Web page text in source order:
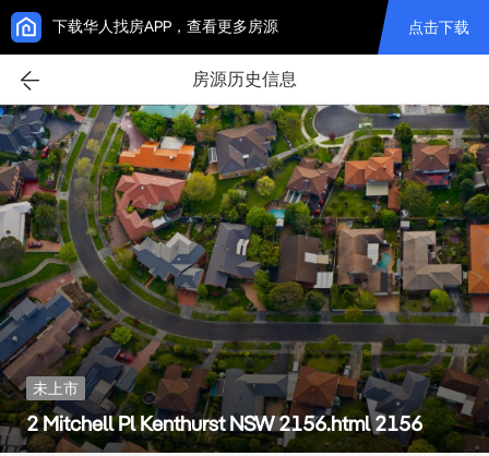
下载华人找房APP，查看更多房源 点击下载
房源历史信息
未上市
2 Mitchell Pl Kenthurst NSW 2156.html 2156